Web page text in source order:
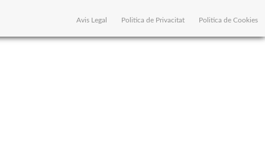
Avis Legal Politica de Privacitat Politica de Cookies